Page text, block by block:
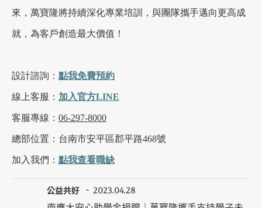
來，萬寶隆將持續深化專業培訓，與團隊攜手邁向更高成
就，為客戶創造最大價值！
設計諮詢： 點我免費預約
線上客服： 加入官方LINE
客服專線： 06-297-8000
總部位置：台南市安平區郡平路468號
加入我們： 點我查看職缺
公益共好 2023.04.28